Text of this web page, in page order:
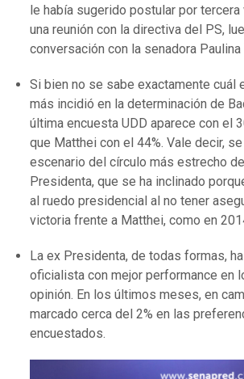
le había sugerido postular por
una reunión con la directiva del PS,
conversación con la senadora Paulina
Si bien no se sabe exactamente cuál
más incidió en la determinación de
última encuesta UDD aparece con el
que Matthei con el 44%. Vale decir,
escenario del círculo más estrecho
Presidenta, que se ha inclinado
al ruedo presidencial al no tener
victoria frente a Matthei, como en
La ex Presidenta, de todas formas,
oficialista con mejor performance en
opinión. En los últimos meses, en
marcado cerca del 2% en las
encuestados.